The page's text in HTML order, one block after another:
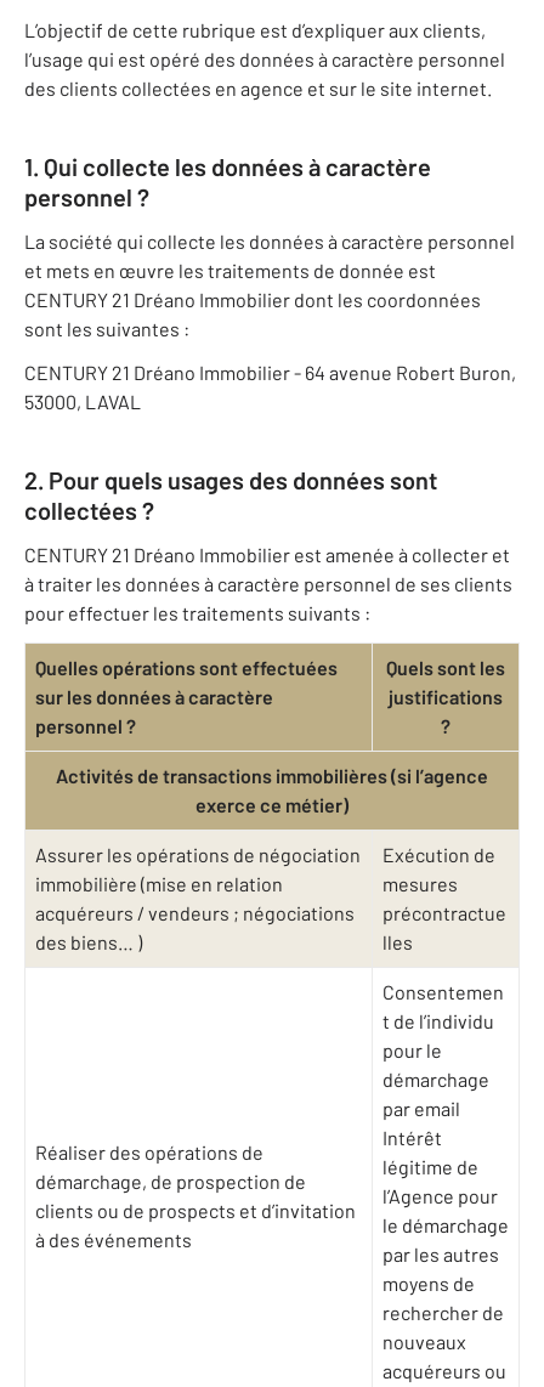
L’objectif de cette rubrique est d’expliquer aux clients,
l’usage qui est opéré des données à caractère personnel
des clients collectées en agence et sur le site internet.
1. Qui collecte les données à caractère
personnel ?
La société qui collecte les données à caractère personnel
et mets en œuvre les traitements de donnée est
CENTURY 21 Dréano Immobilier dont les coordonnées
sont les suivantes :
CENTURY 21 Dréano Immobilier - 64 avenue Robert Buron,
53000, LAVAL
2. Pour quels usages des données sont
collectées ?
CENTURY 21 Dréano Immobilier est amenée à collecter et
à traiter les données à caractère personnel de ses clients
pour effectuer les traitements suivants :
Quelles opérations sont effectuées
sur les données à caractère
personnel ?
Quels sont les
justifications
?
Activités de transactions immobilières (si l’agence
exerce ce métier)
Assurer les opérations de négociation
immobilière (mise en relation
acquéreurs / vendeurs ; négociations
des biens… )
Exécution de
mesures
précontractue
lles
Réaliser des opérations de
démarchage, de prospection de
clients ou de prospects et d’invitation
à des événements
Consentemen
t de l’individu
pour le
démarchage
par email
Intérêt
légitime de
l’Agence pour
le démarchage
par les autres
moyens de
rechercher de
nouveaux
acquéreurs ou